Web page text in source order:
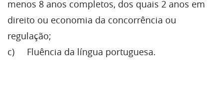
menos 8 anos completos, dos quais 2 anos em
direito ou economia da concorrência ou
regulação;
c) Fluência da língua portuguesa.